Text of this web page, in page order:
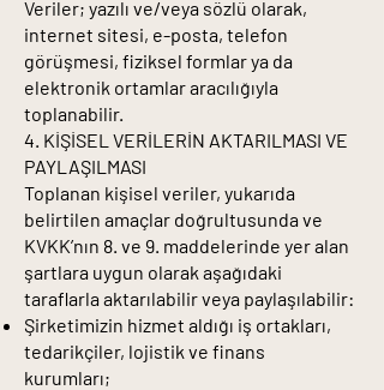
Veriler; yazılı ve/veya sözlü olarak,
internet sitesi, e-posta, telefon
görüşmesi, fiziksel formlar ya da
elektronik ortamlar aracılığıyla
toplanabilir.
4. KİŞİSEL VERİLERİN AKTARILMASI VE
PAYLAŞILMASI
Toplanan kişisel veriler, yukarıda
belirtilen amaçlar doğrultusunda ve
KVKK’nın 8. ve 9. maddelerinde yer alan
şartlara uygun olarak aşağıdaki
taraflarla aktarılabilir veya paylaşılabilir:
Şirketimizin hizmet aldığı iş ortakları,
tedarikçiler, lojistik ve finans
kurumları;